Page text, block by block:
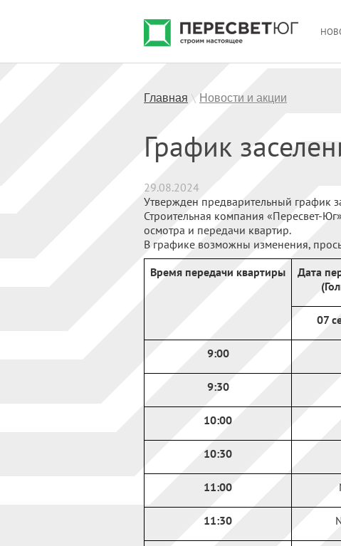
Главная \ Новости и акции
График
29.08.2024
Утвержден предварительный график
Строительная компания «Пересвет-
осмотра и передачи квартир.
В графике возможны изменения,
Время передачи квартиры
Дата
07
9:00
9:30
10:00
10:30
11:00
11:30